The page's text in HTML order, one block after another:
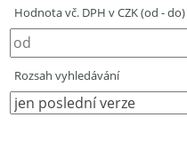
Hodnota vč. DPH v CZK (od - do)
Rozsah vyhledávání